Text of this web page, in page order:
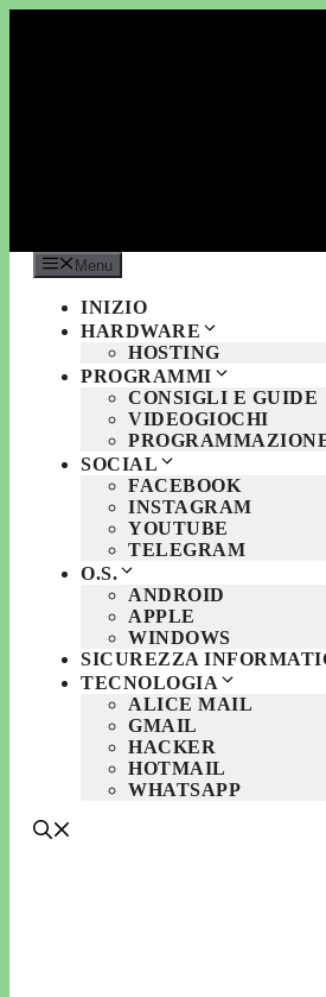
Menu
INIZIO
HARDWARE
HOSTING
PROGRAMMI
CONSIGLI E GUIDE
VIDEOGIOCHI
SOCIAL
FACEBOOK
INSTAGRAM
YOUTUBE
TELEGRAM
O.S.
ANDROID
APPLE
WINDOWS
SICUREZZA
TECNOLOGIA
ALICE MAIL
GMAIL
HACKER
HOTMAIL
WHATSAPP